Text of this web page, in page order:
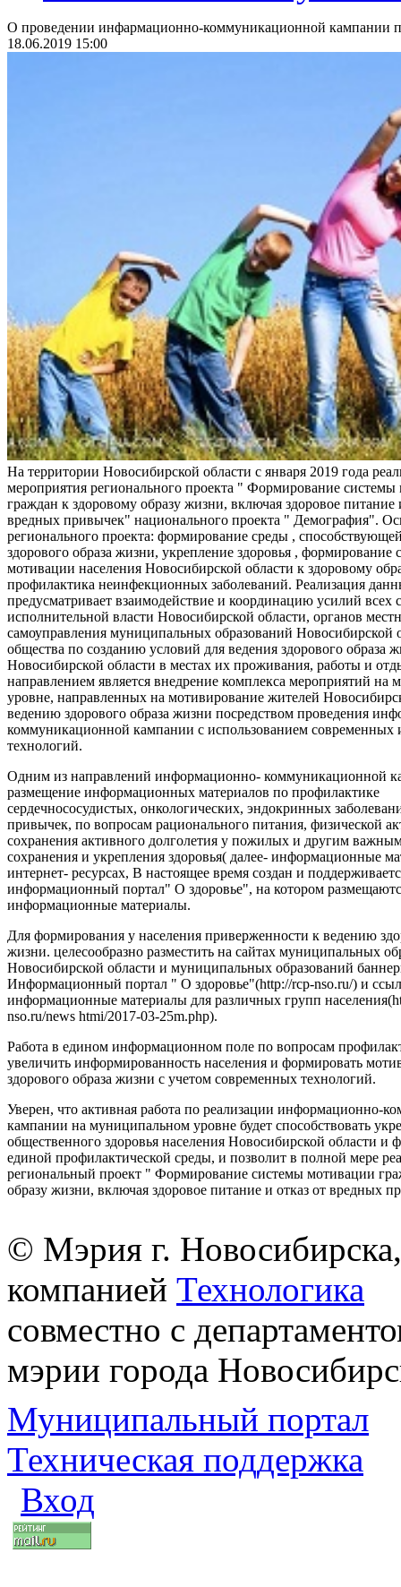
О проведении инфармационно-коммуникационной кампании
18.06.2019 15:00
На территории Новосибирской области с января 2019 года
мероприятия регионального проекта " Формирование
граждан к здоровому образу жизни, включая здоровое питание
вредных привычек" национального проекта " Демография".
регионального проекта: формирование среды ,
здорового образа жизни, укрепление здоровья , формирование
мотивации населения Новосибирской области к здоровому
профилактика неинфекционных заболеваний. Реализация
предусматривает взаимодействие и координацию усилий всех
исполнительной власти Новосибирской области, органов
самоуправления муниципальных образований Новосибирской
общества по созданию условий для ведения здорового образа
Новосибирской области в местах их проживания, работы и
направлением является внедрение комплекса мероприятий на
уровне, направленных на мотивирование жителей
ведению здорового образа жизни посредством проведения
коммуникационной кампании с использованием
технологий.
Одним из направлений информационно- коммуникационной
размещение информационных материалов по профилактике
сердечнососудистых, онкологических, эндокринных
привычек, по вопросам рационального питания, физической
сохранения активного долголетия у пожилых и другим
сохранения и укрепления здоровья( далее- информационные
интернет- ресурсах, В настоящее время создан и
информационный портал" О здоровье", на котором
информационные материалы.
Для формирования у населения приверженности к ведению
жизни. целесообразно разместить на сайтах муниципальных
Новосибирской области и муниципальных образований
Информационный портал " О здоровье"(http://rcp-nso.ru/) и
информационные материалы для различных групп
nso.ru/news htmi/2017-03-25m.php).
Работа в едином информационном поле по вопросам
увеличить информированность населения и формировать
здорового образа жизни с учетом современных технологий.
Уверен, что активная работа по реализации информационно-
кампании на муниципальном уровне будет способствовать
общественного здоровья населения Новосибирской области и
единой профилактической среды, и позволит в полной мере
региональный проект " Формирование системы мотивации
образу жизни, включая здоровое питание и отказ от вредных
© Мэрия г.
компанией Технологика
совместно с
мэрии города
Муниципальный портал
Техническая поддержка
Вход